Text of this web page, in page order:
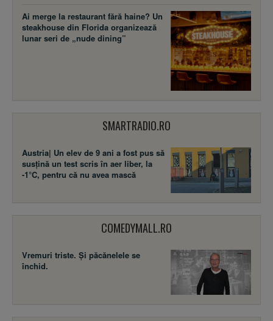
Ai merge la restaurant fără haine? Un
steakhouse din Florida organizează
lunar seri de „nude dining”
SMARTRADIO.RO
Austria| Un elev de 9 ani a fost pus să
susţină un test scris în aer liber, la
-1°C, pentru că nu avea mască
COMEDYMALL.RO
Vremuri triste. Şi păcănelele se
închid.